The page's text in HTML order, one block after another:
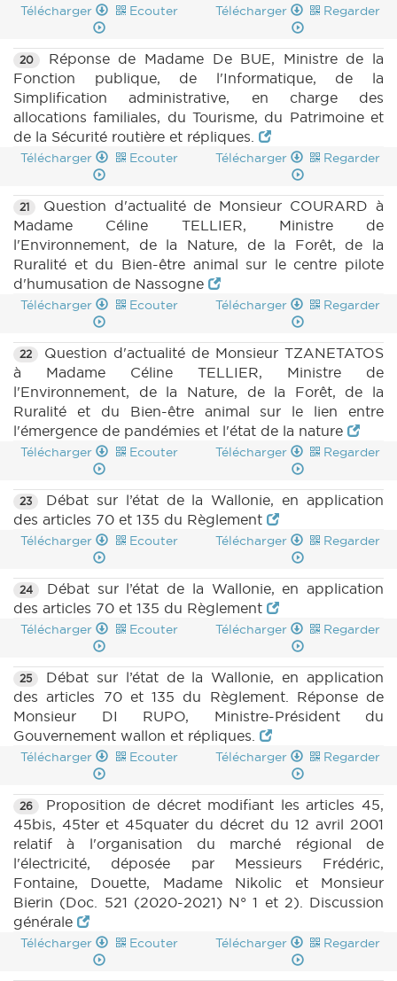
Télécharger Ecouter Télécharger Regarder
20
Réponse de Madame De BUE, Ministre de la
Fonction publique, de l'Informatique, de la
Simplification administrative, en charge des
allocations familiales, du Tourisme, du Patrimoine et
de la Sécurité routière et répliques.
Télécharger Ecouter Télécharger Regarder
21
Question d'actualité de Monsieur COURARD à
Madame Céline TELLIER, Ministre de
l'Environnement, de la Nature, de la Forêt, de la
Ruralité et du Bien-être animal sur le centre pilote
d'humusation de Nassogne
Télécharger Ecouter Télécharger Regarder
22
Question d'actualité de Monsieur TZANETATOS
à Madame Céline TELLIER, Ministre de
l'Environnement, de la Nature, de la Forêt, de la
Ruralité et du Bien-être animal sur le lien entre
l'émergence de pandémies et l'état de la nature
Télécharger Ecouter Télécharger Regarder
23
Débat sur l’état de la Wallonie, en application
des articles 70 et 135 du Règlement
Télécharger Ecouter Télécharger Regarder
24
Débat sur l’état de la Wallonie, en application
des articles 70 et 135 du Règlement
Télécharger Ecouter Télécharger Regarder
25
Débat sur l’état de la Wallonie, en application
des articles 70 et 135 du Règlement. Réponse de
Monsieur DI RUPO, Ministre-Président du
Gouvernement wallon et répliques.
Télécharger Ecouter Télécharger Regarder
26
Proposition de décret modifiant les articles 45,
45bis, 45ter et 45quater du décret du 12 avril 2001
relatif à l'organisation du marché régional de
l'électricité, déposée par Messieurs Frédéric,
Fontaine, Douette, Madame Nikolic et Monsieur
Bierin (Doc. 521 (2020-2021) N° 1 et 2). Discussion
générale
Télécharger Ecouter Télécharger Regarder